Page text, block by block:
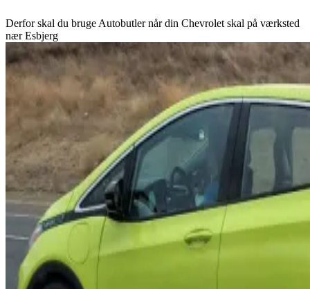
Derfor skal du bruge Autobutler når din Chevrolet skal på værksted
nær Esbjerg